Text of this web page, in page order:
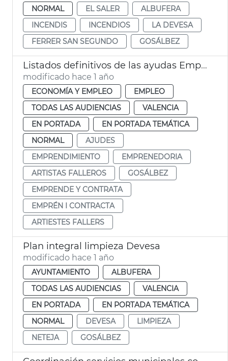
NORMAL
EL SALER
ALBUFERA
INCENDIS
INCENDIOS
LA DEVESA
FERRER SAN SEGUNDO
GOSÁLBEZ
Listados definitivos de las ayudas Emprende y Contrata y Artistas Falleros
modificado hace 1 año
ECONOMÍA Y EMPLEO
EMPLEO
TODAS LAS AUDIENCIAS
VALENCIA
EN PORTADA
EN PORTADA TEMÁTICA
NORMAL
AJUDES
EMPRENDIMIENTO
EMPRENEDORIA
ARTISTAS FALLEROS
GOSÁLBEZ
EMPRENDE Y CONTRATA
EMPRÉN I CONTRACTA
ARTIESTES FALLERS
Plan integral limpieza Devesa
modificado hace 1 año
AYUNTAMIENTO
ALBUFERA
TODAS LAS AUDIENCIAS
VALENCIA
EN PORTADA
EN PORTADA TEMÁTICA
NORMAL
DEVESA
LIMPIEZA
NETEJA
GOSÁLBEZ